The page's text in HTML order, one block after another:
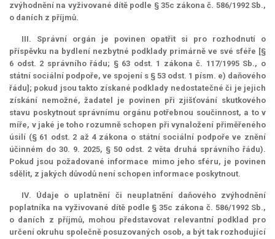
zvýhodnění na vyživované dítě podle § 35c zákona č. 586/1992 Sb.,
o daních z příjmů.
III. Správní orgán je povinen opatřit si pro rozhodnutí o
příspěvku na bydlení nezbytné podklady primárně ve své sféře [§
6 odst. 2 správního řádu; § 63 odst. 1 zákona č. 117/1995 Sb., o
státní sociální podpoře, ve spojení s § 53 odst. 1 písm. e) daňového
řádu]; pokud jsou takto získané podklady nedostatečné či je jejich
získání nemožné, žadatel je povinen při zjišťování skutkového
stavu poskytnout správnímu orgánu potřebnou součinnost, a to v
míře, v jaké je toho rozumně schopen při vynaložení přiměřeného
úsilí (§ 61 odst. 2 až 4 zákona o státní sociální podpoře ve znění
účinném do 30. 9. 2025, § 50 odst. 2 věta druhá správního řádu).
Pokud jsou požadované informace mimo jeho sféru, je povinen
sdělit, z jakých důvodů není schopen informace poskytnout.
IV. Údaje o uplatnění či neuplatnění daňového zvýhodnění
poplatníka na vyživované dítě podle § 35c zákona č. 586/1992 Sb.,
o daních z příjmů, mohou představovat relevantnípodklad pro
určení okruhu společně posuzovaných osob, a být tak rozhodující